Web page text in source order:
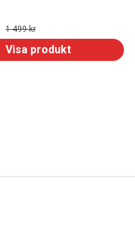
1 499 kr
Visa produkt